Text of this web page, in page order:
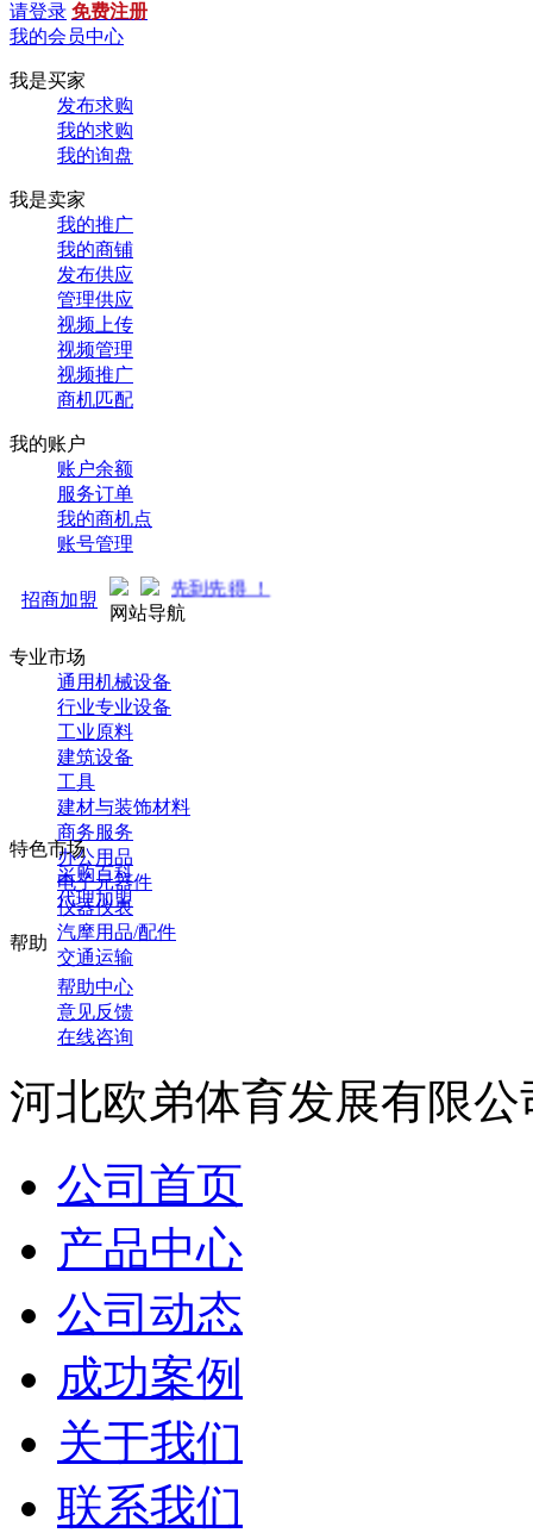
请登录 免费注册
我的会员中心
我是买家
发布求购
我的求购
我的询盘
我是卖家
我的推广
我的商铺
发布供应
管理供应
视频上传
视频管理
视频推广
商机匹配
我的账户
账户余额
服务订单
我的商机点
账号管理
招商加盟
招商中... 先到先得 ！
网站导航
专业市场
通用机械设备
行业专业设备
工业原料
建筑设备
工具
建材与装饰材料
商务服务
办公用品
电子元器件
仪器仪表
汽摩用品/配件
交通运输
特色市场
采购百科
代理加盟
帮助
帮助中心
意见反馈
在线咨询
河北欧弟体育发展有限公
公司首页
产品中心
公司动态
成功案例
关于我们
联系我们